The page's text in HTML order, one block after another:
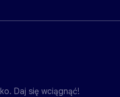
Daj się wciągnąć!